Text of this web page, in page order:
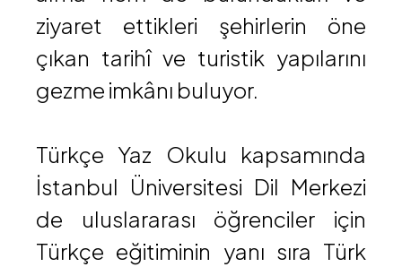
ziyaret ettikleri şehirlerin öne
çıkan tarihî ve turistik yapılarını
gezme imkânı buluyor.
Türkçe Yaz Okulu kapsamında
İstanbul Üniversitesi Dil Merkezi
de uluslararası öğrenciler için
Türkçe eğitiminin yanı sıra Türk